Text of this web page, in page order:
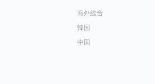
海外総合
韓国
中国